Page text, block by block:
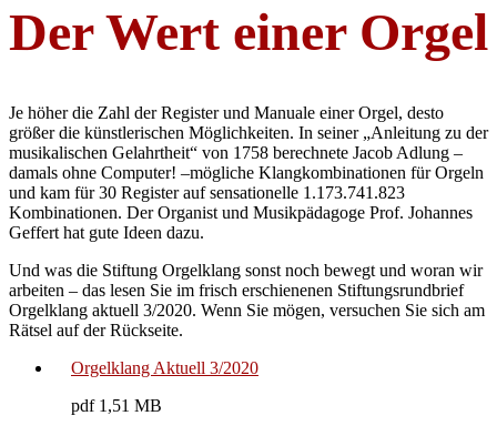
Der Wert einer Orgel
Je höher die Zahl der Register und Manuale einer Orgel, desto
größer die künstlerischen Möglichkeiten. In seiner „Anleitung zu der
musikalischen Gelahrtheit“ von 1758 berechnete Jacob Adlung –
damals ohne Computer! –mögliche Klangkombinationen für Orgeln
und kam für 30 Register auf sensationelle 1.173.741.823
Kombinationen. Der Organist und Musikpädagoge Prof. Johannes
Geffert hat gute Ideen dazu.
Und was die Stiftung Orgelklang sonst noch bewegt und woran wir
arbeiten – das lesen Sie im frisch erschienenen Stiftungsrundbrief
Orgelklang aktuell 3/2020. Wenn Sie mögen, versuchen Sie sich am
Rätsel auf der Rückseite.
Orgelklang Aktuell 3/2020
pdf 1,51 MB